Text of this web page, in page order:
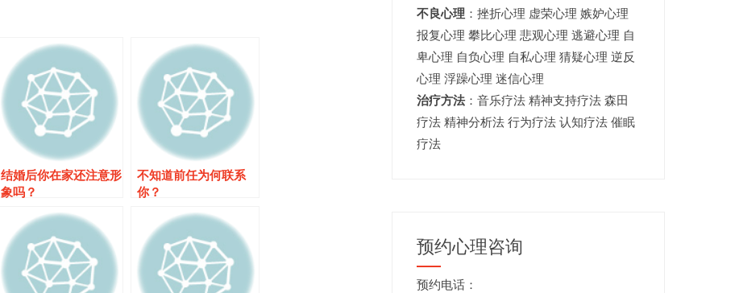
结婚后你在家还注意形
象吗？
不知道前任为何联系
你？
不良心理：挫折心理 虚荣心理 嫉妒心理
报复心理 攀比心理 悲观心理 逃避心理 自
卑心理 自负心理 自私心理 猜疑心理 逆反
心理 浮躁心理 迷信心理
治疗方法：音乐疗法 精神支持疗法 森田
疗法 精神分析法 行为疗法 认知疗法 催眠
疗法
预约心理咨询
预约电话：